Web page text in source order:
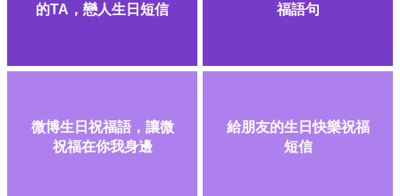
的TA，戀人生日短信
福語句
微博生日祝福語，讓微
祝福在你我身邊
給朋友的生日快樂祝福
短信